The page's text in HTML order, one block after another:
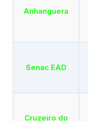
Anhanguera
Senac EAD
Cruzeiro do